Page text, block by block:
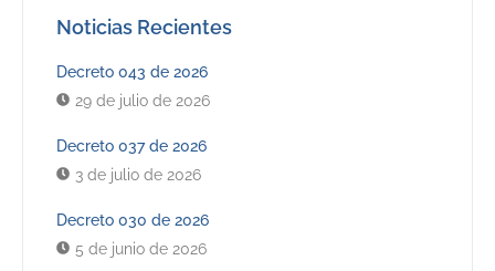
Noticias Recientes
Decreto 043 de 2026
29 de julio de 2026
Decreto 037 de 2026
3 de julio de 2026
Decreto 030 de 2026
5 de junio de 2026